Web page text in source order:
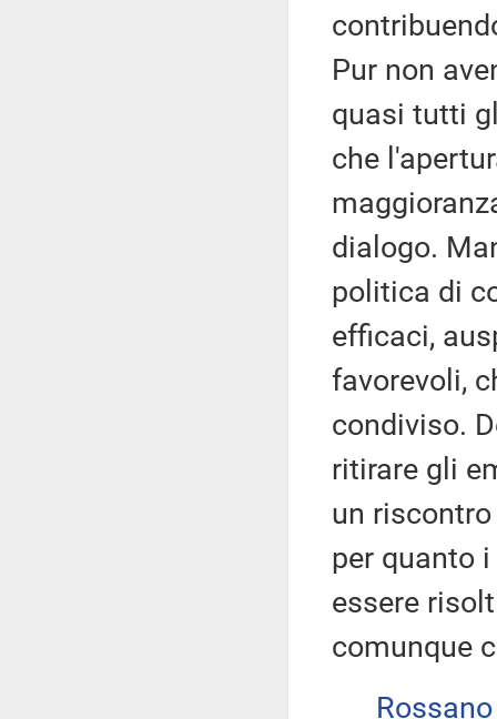
Pur non
quasi tutti
che
dialogo.
politica di
efficaci,
favorevoli,
condiviso.
ritirare gli
un
per quanto
essere
comunque